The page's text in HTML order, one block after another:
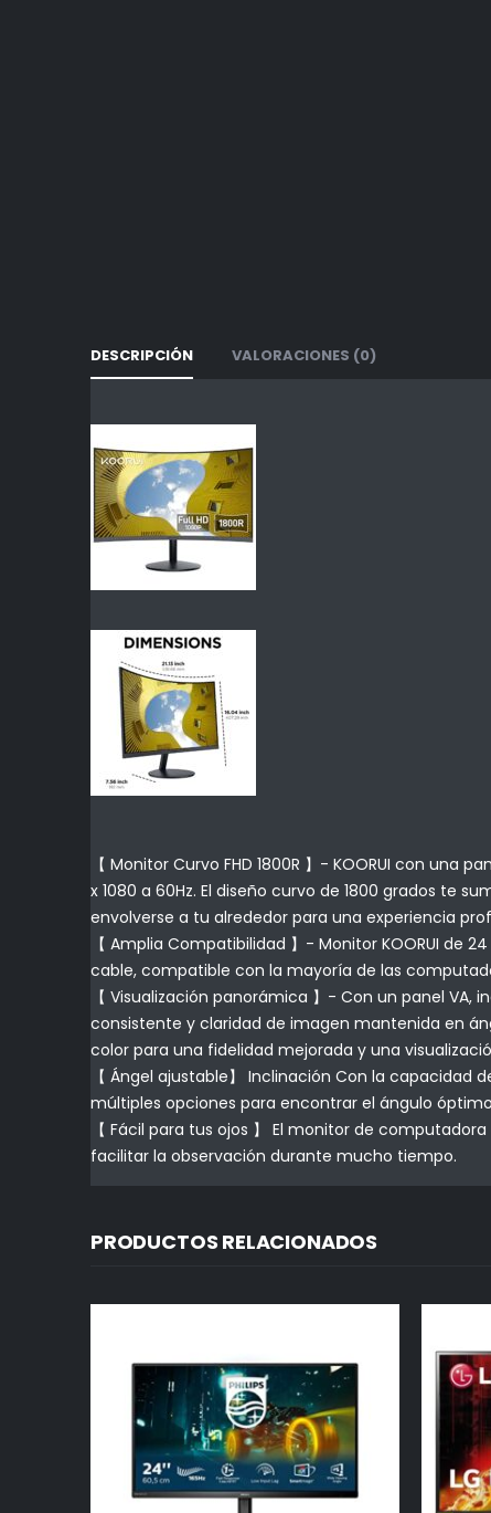
DESCRIPCIÓN VALORACIONES (0)
【 Monitor Curvo FHD 1800R 】- KOORUI con
x 1080 a 60Hz. El diseño curvo de 1800 grados te
envolverse a tu alrededor para una experiencia
【 Amplia Compatibilidad 】- Monitor KOORUI de
cable, compatible con la mayoría de las
【 Visualización panorámica 】- Con un panel
consistente y claridad de imagen mantenida en
color para una fidelidad mejorada y una
【 Ángel ajustable】 Inclinación Con la
múltiples opciones para encontrar el ángulo
【 Fácil para tus ojos 】 El monitor de
facilitar la observación durante mucho tiempo.
PRODUCTOS RELACIONADOS